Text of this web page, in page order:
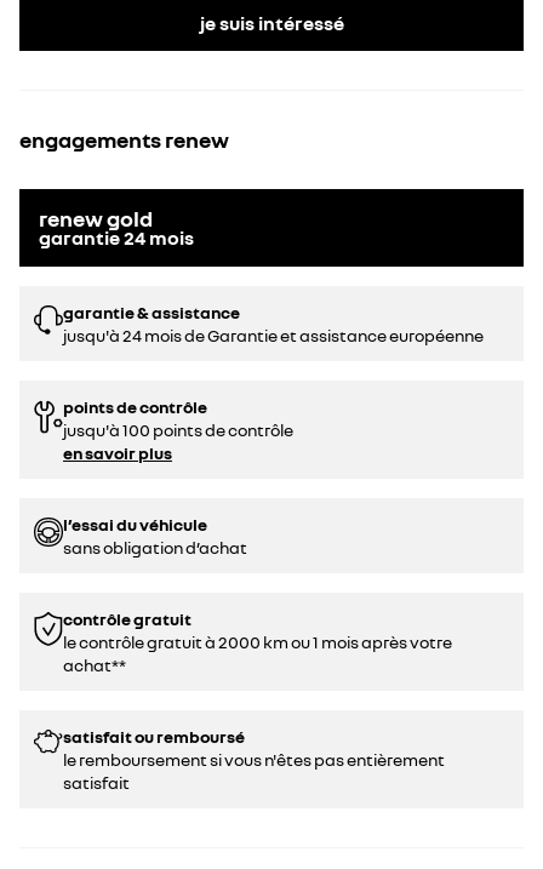
je suis intéressé
engagements renew
renew gold
garantie24 mois
garantie & assistance
jusqu'à 24 mois de Garantie et assistance européenne
points de contrôle
jusqu'à 100 points de contrôle
en savoir plus
l’essai du véhicule
sans obligation d’achat
contrôle gratuit
le contrôle gratuit à 2000 km ou 1 mois après votre
achat**
satisfait ou remboursé
le remboursement si vous n'êtes pas entièrement
satisfait